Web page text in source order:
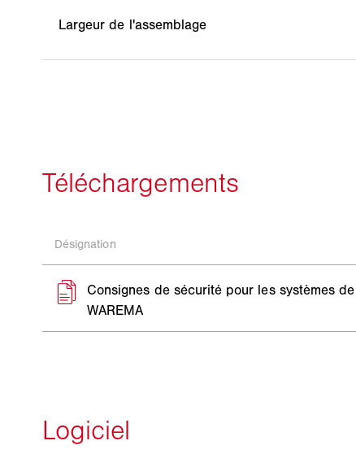
Largeur de l'assemblage